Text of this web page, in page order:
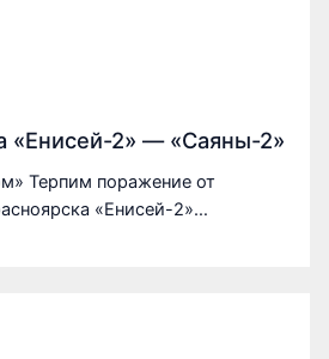
«Енисей-2» — «Саяны-2»
Терпим поражение от
«Енисей-2»…